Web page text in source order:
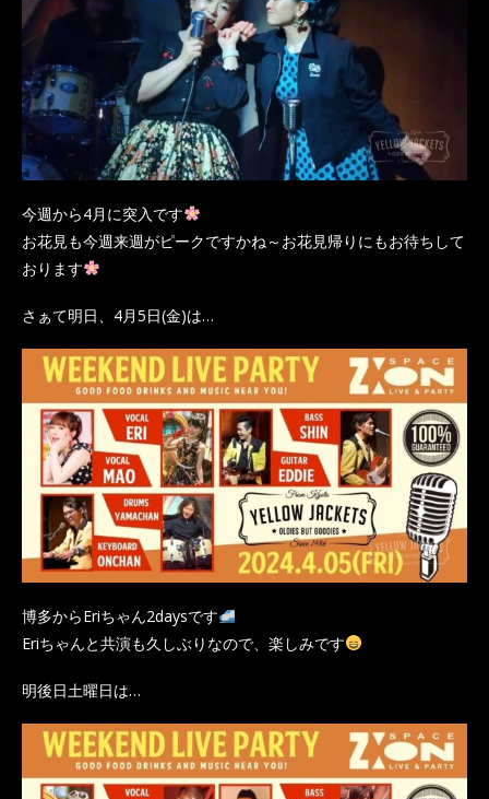
今週から4月に突入です
お花見も今週来週がピークですかね～お花見帰りにもお待ちして
おります
さぁて明日、4月5日(金)は…
博多からEriちゃん2daysです
Eriちゃんと共演も久しぶりなので、楽しみです
明後日土曜日は…